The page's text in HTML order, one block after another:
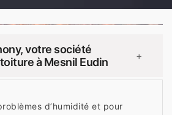
votre société
à Mesnil Eudin
+
d’humidité et pour